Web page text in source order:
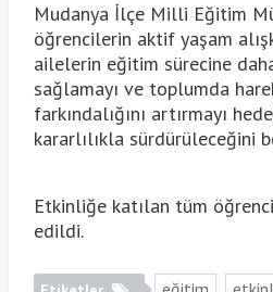
Mudanya İlçe Milli Eğitim
öğrencilerin aktif yaşam
ailelerin eğitim sürecine
sağlamayı ve toplumda
farkındalığını artırmayı
kararlılıkla sürdürüleceğini
Etkinliğe katılan tüm
edildi.